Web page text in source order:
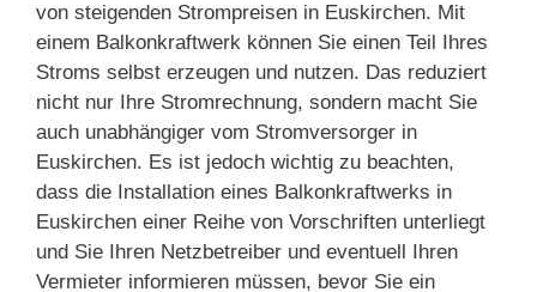
von steigenden Strompreisen in Euskirchen. Mit
einem Balkonkraftwerk können Sie einen Teil Ihres
Stroms selbst erzeugen und nutzen. Das reduziert
nicht nur Ihre Stromrechnung, sondern macht Sie
auch unabhängiger vom Stromversorger in
Euskirchen. Es ist jedoch wichtig zu beachten,
dass die Installation eines Balkonkraftwerks in
Euskirchen einer Reihe von Vorschriften unterliegt
und Sie Ihren Netzbetreiber und eventuell Ihren
Vermieter informieren müssen, bevor Sie ein